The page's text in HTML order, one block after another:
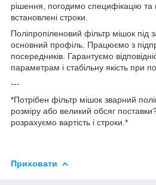
рішення, погодимо специфікацію та
встановлені строки.
Поліпропіленовий фільтр мішок
основний профіль. Працюємо з
посередників. Гарантуємо
параметрам і стабільну якість при
---
*Потрібен фільтр мішок зварний
розміру або великий обсяг
розрахуємо вартість і строки.*
Приховати